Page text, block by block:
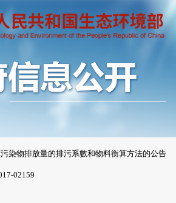
染物排放量的排污系數和物料衡算方法的公告
02159